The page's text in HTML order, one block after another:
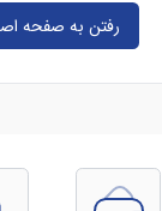
رفتن به صفحه‌